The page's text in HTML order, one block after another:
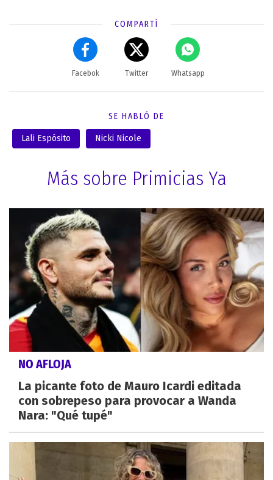
COMPARTÍ
Facebok Twitter Whatsapp
SE HABLÓ DE
Lali Espósito Nicki Nicole
Más sobre Primicias Ya
NO AFLOJA
La picante foto de Mauro Icardi editada
con sobrepeso para provocar a Wanda
Nara: "Qué tupé"